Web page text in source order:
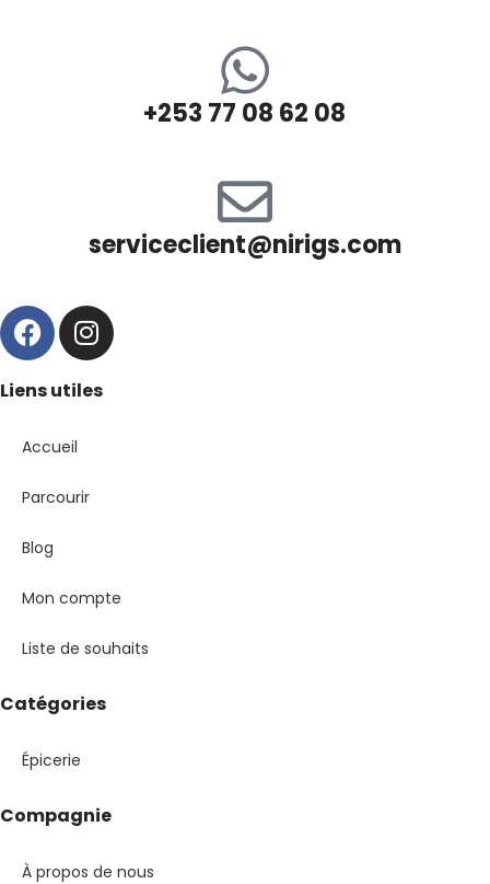
+253 77 08 62 08
serviceclient@nirigs.com
Liens utiles
Accueil
Parcourir
Blog
Mon compte
Liste de souhaits
Catégories
Épicerie
Compagnie
À propos de nous